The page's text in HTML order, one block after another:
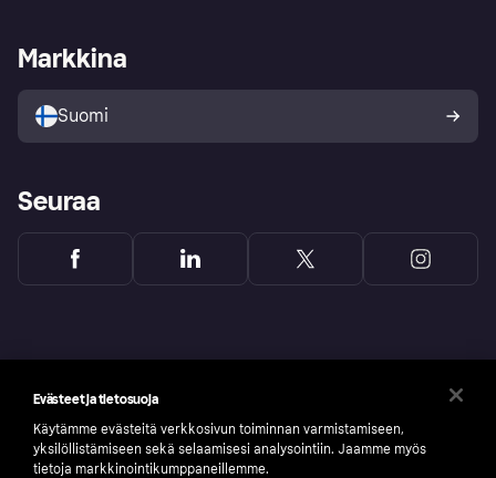
Tutustu kauppoihin
Ostajan turva
Kirjaudu sisään yrityksenä
Markkina
Suomi
Seuraa
Evästeet ja tietosuoja
Käytämme evästeitä verkkosivun toiminnan varmistamiseen,
yksilöllistämiseen sekä selaamisesi analysointiin. Jaamme myös
tietoja markkinointikumppaneillemme.